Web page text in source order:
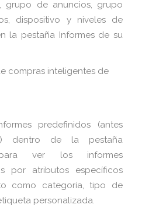
grupo de anuncios, grupo
dispositivo y niveles de
la pestaña Informes de su
predefinidos (antes
dentro de la pestaña
ver los informes
por atributos específicos
como categoría, tipo de
personalizada.